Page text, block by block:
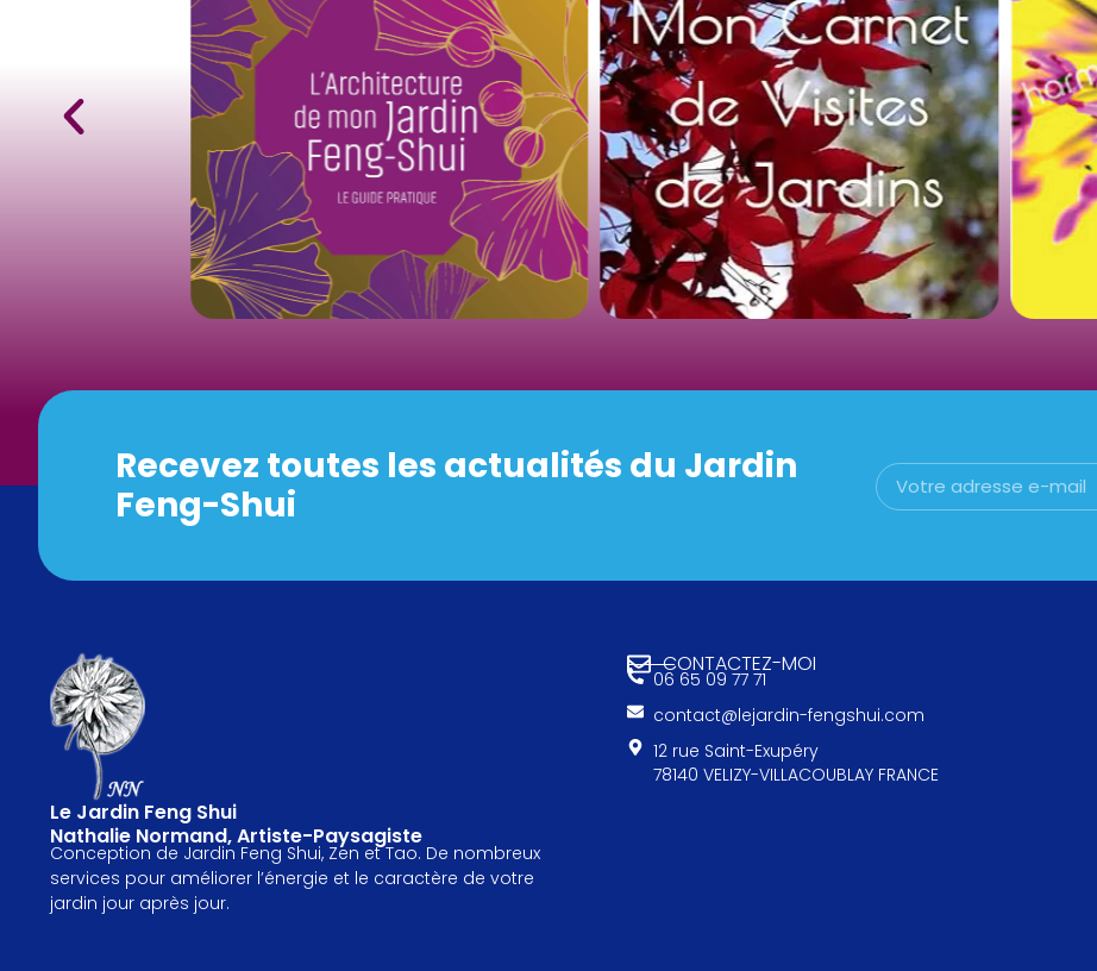
Recevez toutes les actualités du Jardin
Feng-Shui
Le Jardin Feng Shui
Nathalie Normand, Artiste-Paysagiste
Conception de Jardin Feng Shui, Zen et Tao. De nombreux
services pour améliorer l’énergie et le caractère de votre
jardin jour après jour.
CONTACTEZ-MOI
06 65 09 77 71
contact@lejardin-fengshui.com
12 rue Saint-Exupéry
78140 VELIZY-VILLACOUBLAY FRANCE